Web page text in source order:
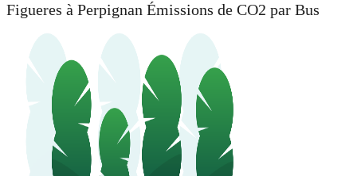
Figueres à Perpignan Émissions de CO2 par Bus